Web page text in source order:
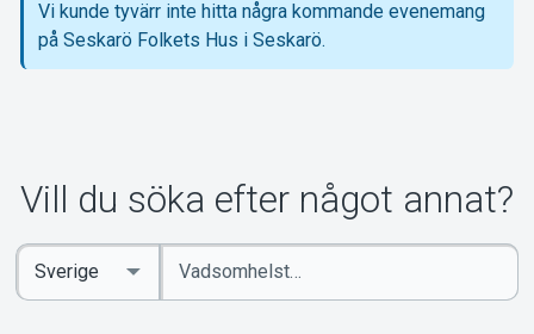
Om Tickster
Vi kunde tyvärr inte hitta några kommande evenemang
på Seskarö Folkets Hus i Seskarö.
Vill du söka efter något annat?
Ange
sökord
Select
Country